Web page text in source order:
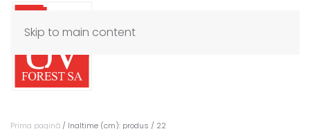
Skip to main content
Prima pagină / Inaltime (cm): produs / 22